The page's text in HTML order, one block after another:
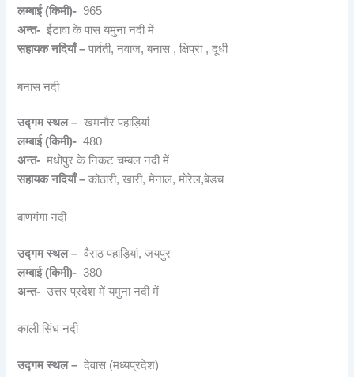
लम्बाई (किमी)-965
अन्त-ईटावा के पास यमुना नदी में
सहायक नदियाँ –पार्वती, नवाज, बनास , क्षिप्रा , दूधी
बनास नदी
उद्गम स्थल –खमनौर पहाड़ियां
लम्बाई (किमी)-480
अन्त-मधोपुर के निकट चम्बल नदी में
सहायक नदियाँ – कोठारी, खारी, मेनाल, मोरेल,बेडच
बाणगंगा नदी
उद्गम स्थल –वैराठ पहाड़ियां, जयपुर
लम्बाई (किमी)-380
अन्त-उत्तर प्रदेश में यमुना नदी में
काली सिंध नदी
उद्गम स्थल –देवास (मध्यप्रदेश)